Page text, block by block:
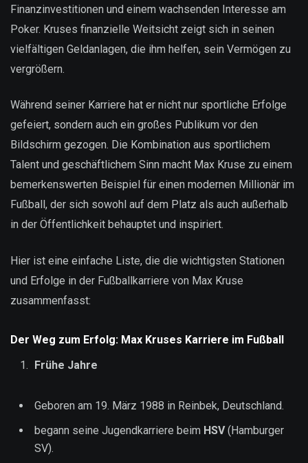
Finanzinvestitionen und einem wachsenden Interesse am
Poker. Kruses finanzielle Weitsicht zeigt sich in seinen
vielfältigen Geldanlagen, die ihm helfen, sein Vermögen zu
vergrößern.
Während seiner Karriere hat er nicht nur sportliche Erfolge
gefeiert, sondern auch ein großes Publikum vor den
Bildschirm gezogen. Die Kombination aus sportlichem
Talent und geschäftlichem Sinn macht Max Kruse zu einem
bemerkenswerten Beispiel für einen modernen Millionär im
Fußball, der sich sowohl auf dem Platz als auch außerhalb
in der Öffentlichkeit behauptet und inspiriert.
Hier ist eine einfache Liste, die die wichtigsten Stationen
und Erfolge in der Fußballkarriere von Max Kruse
zusammenfasst:
Der Weg zum Erfolg: Max Kruses Karriere im Fußball
Frühe Jahre
Geboren am 19. März 1988 in Reinbek, Deutschland.
begann seine Jugendkarriere beim HSV(Hamburger
SV).